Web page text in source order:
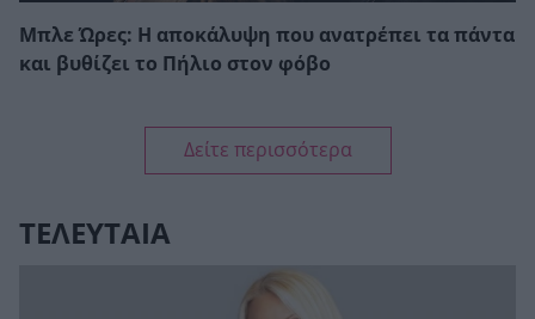
Μπλε Ώρες: Η αποκάλυψη που ανατρέπει τα πάντα
και βυθίζει το Πήλιο στον φόβο
Δείτε περισσότερα
ΤΕΛΕΥΤΑΙΑ